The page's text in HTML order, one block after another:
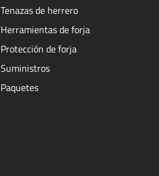
Tenazas de herrero
Herramientas de forja
Protección de forja
Suministros
Paquetes